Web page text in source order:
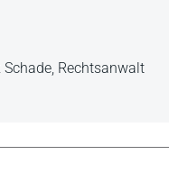
Rechtsanwalt